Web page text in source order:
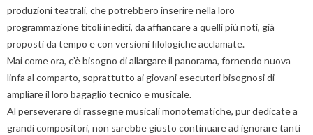
produzioni teatrali, che potrebbero inserire nella loro
programmazione titoli inediti, da affiancare a quelli più noti, già
proposti da tempo e con versioni filologiche acclamate.
Mai come ora, c’è bisogno di allargare il panorama, fornendo nuova
linfa al comparto, soprattutto ai giovani esecutori bisognosi di
ampliare il loro bagaglio tecnico e musicale.
Al perseverare di rassegne musicali monotematiche, pur dedicate a
grandi compositori, non sarebbe giusto continuare ad ignorare tanti